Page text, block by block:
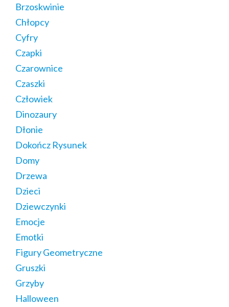
Brzoskwinie
Chłopcy
Cyfry
Czapki
Czarownice
Czaszki
Człowiek
Dinozaury
Dłonie
Dokończ Rysunek
Domy
Drzewa
Dzieci
Dziewczynki
Emocje
Emotki
Figury Geometryczne
Gruszki
Grzyby
Halloween